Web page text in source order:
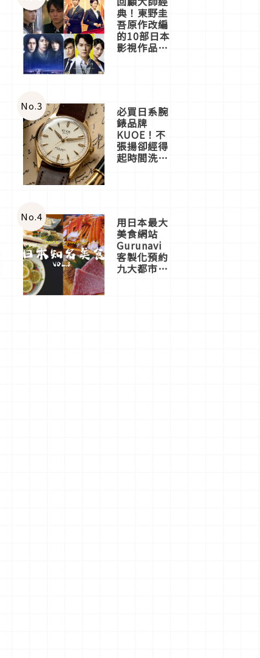
典！東野圭
吾原作改編
的10部日本
影視作品推
No.3 必買日系腕
錶品牌
KUOE！不
張揚卻經得
起時間洗鍊
No.4 用日本最大
美食網站
Gurunavi
客製化預約
九大都市餐